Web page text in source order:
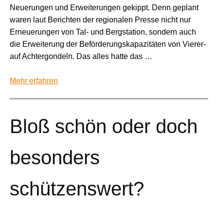
Neuerungen und Erweiterungen gekippt. Denn geplant
waren laut Berichten der regionalen Presse nicht nur
Erneuerungen von Tal- und Bergstation, sondern auch
die Erweiterung der Beförderungskapazitäten von Vierer-
auf Achtergondeln. Das alles hatte das …
Mehr erfahren
Bloß schön oder doch
besonders
schützenswert?